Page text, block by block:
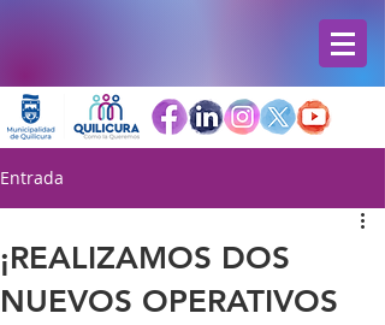
Entrada
¡REALIZAMOS DOS
NUEVOS OPERATIVOS